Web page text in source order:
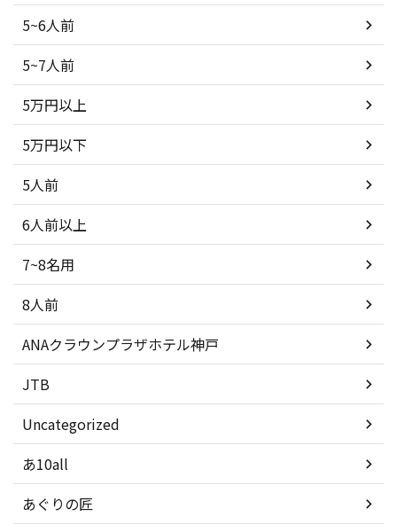
5~6人前
5~7人前
5万円以上
5万円以下
5人前
6人前以上
7~8名用
8人前
ANAクラウンプラザホテル神戸
JTB
Uncategorized
あ10all
あぐりの匠